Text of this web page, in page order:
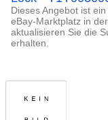
Dieses Angebot ist
eBay-Marktplatz in
aktualisieren Sie die
erhalten.